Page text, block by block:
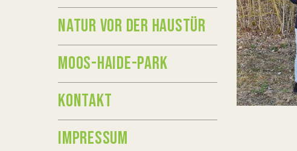
NATUR VOR DER HAUSTÜR
MOOS-HAIDE-PARK
KONTAKT
IMPRESSUM